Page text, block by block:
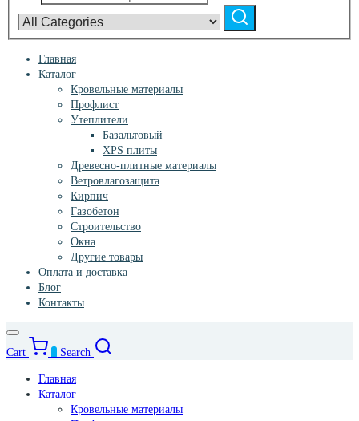
category:
Поиск
Главная
Каталог
Кровельные материалы
Профлист
Утеплители
Базальтовый
XPS плиты
Древесно-плитные материалы
Ветровлагозащита
Кирпич
Газобетон
Строительство
Окна
Другие товары
Оплата и доставка
Блог
Контакты
Cart Search
Главная
Каталог
Кровельные материалы